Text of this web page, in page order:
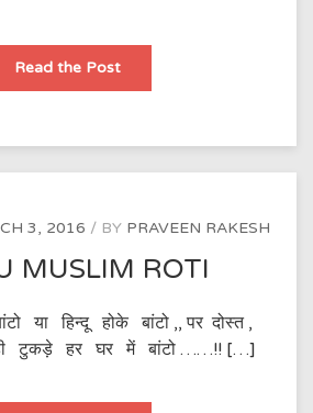
Read the PostPHOOL
NAZRA
3, 2016 BY PRAVEEN RAKESH
MUSLIM ROTI
या हिन्दू होके बांटो ,, पर दोस्त ,
टुकड़े हर घर में बांटो ……!! […]